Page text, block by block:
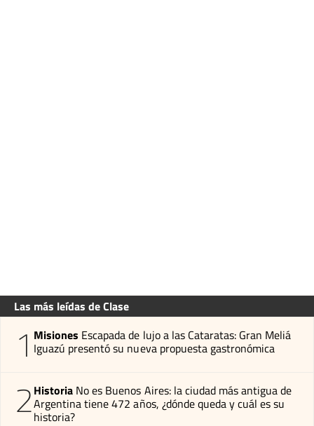
Las más leídas de Clase
1 Misiones Escapada de lujo a las Cataratas: Gran Meliá
Iguazú presentó su nueva propuesta gastronómica
2Historia No es Buenos Aires: la ciudad más antigua de
Argentina tiene 472 años, ¿dónde queda y cuál es su
historia?